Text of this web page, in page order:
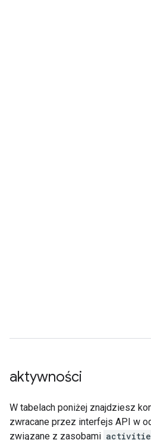
aktywności
W tabelach poniżej znajdziesz
zwracane przez interfejs API w
związane z zasobami